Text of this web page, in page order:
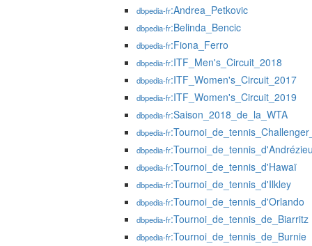
dbpedia-fr:Andrea_Petkovic
dbpedia-fr:Belinda_Bencic
dbpedia-fr:Fiona_Ferro
dbpedia-fr:ITF_Men's_Circuit_2018
dbpedia-fr:ITF_Women's_Circuit_2017
dbpedia-fr:ITF_Women's_Circuit_2019
dbpedia-fr:Saison_2018_de_la_WTA
dbpedia-fr
dbpedia-fr
dbpedia-fr:Tournoi_de_tennis_d'Hawaï
dbpedia-fr:Tournoi_de_tennis_d'Ilkley
dbpedia-fr:Tournoi_de_tennis_d'Orlando
dbpedia-fr:Tournoi_de_tennis_de_Biarritz
dbpedia-fr:Tournoi_de_tennis_de_Burnie